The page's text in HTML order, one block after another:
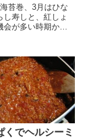
苔巻、3月はひな
し寿しと、紅しょ
会が多い時期かな
レシピ！ご紹介し
精 しょうが紅梅
くでヘルシーミ